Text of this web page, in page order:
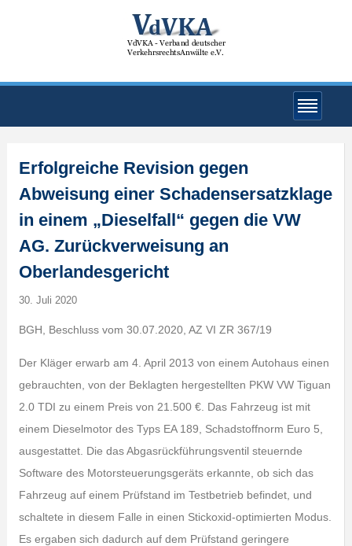
Erfolgreiche Revision gegen
Abweisung einer Schadensersatzklage
in einem „Dieselfall“ gegen die VW
AG. Zurückverweisung an
Oberlandesgericht
30. Juli 2020
BGH, Beschluss vom 30.07.2020, AZ VI ZR 367/19
Der Kläger erwarb am 4. April 2013 von einem Autohaus einen
gebrauchten, von der Beklagten hergestellten PKW VW Tiguan
2.0 TDI zu einem Preis von 21.500 €. Das Fahrzeug ist mit
einem Dieselmotor des Typs EA 189, Schadstoffnorm Euro 5,
ausgestattet. Die das Abgasrückführungsventil steuernde
Software des Motorsteuerungsgeräts erkannte, ob sich das
Fahrzeug auf einem Prüfstand im Testbetrieb befindet, und
schaltete in diesem Falle in einen Stickoxid-optimierten Modus.
Es ergaben sich dadurch auf dem Prüfstand geringere